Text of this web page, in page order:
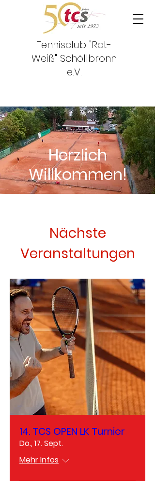
Tennisclub "Rot-
Weiß" Schöllbronn
e.V.
Herzlich
Willkommen!
Nächste
Veranstaltungen
14. TCS OPEN LK Turnier
Do., 17. Sept.
Mehr Infos